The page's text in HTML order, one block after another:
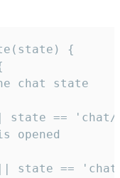
{
chat state
state ==
opened
state ==